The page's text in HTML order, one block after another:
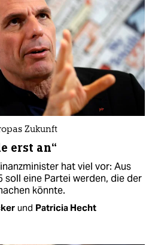
Zukunft
erst an“
hat viel vor: Aus
soll eine Partei werden, die der
könnte.
und Patricia Hecht